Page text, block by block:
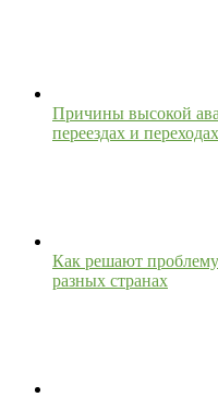
Причины высокой
переездах и переходах
Как решают
разных странах